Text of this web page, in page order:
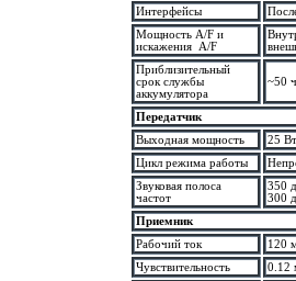
Интерфейсы
Мощность A/F и
искажения A/F
Приблизительный
срок службы
аккумулятора
~50
Передатчик
Выходная мощность
25
Цикл режима работы
Звуковая полоса
частот
350
300
Приемник
Рабочий ток
120
Чувствительность
0.12